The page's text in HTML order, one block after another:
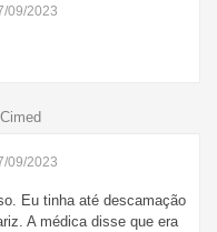
09/2023
09/2023
Eu tinha até descamação
A médica disse que era